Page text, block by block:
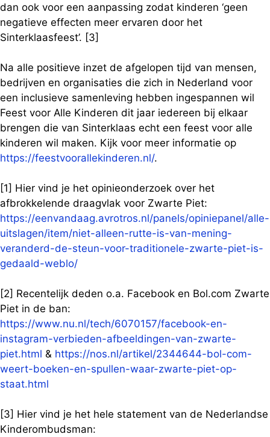
dan ook voor een aanpassing zodat kinderen ‘geen
negatieve effecten meer ervaren door het
Sinterklaasfeest’. [3]
Na alle positieve inzet de afgelopen tijd van mensen,
bedrijven en organisaties die zich in Nederland voor
een inclusieve samenleving hebben ingespannen wil
Feest voor Alle Kinderen dit jaar iedereen bij elkaar
brengen die van Sinterklaas echt een feest voor alle
kinderen wil maken. Kijk voor meer informatie op
https://feestvoorallekinderen.nl/.
[1] Hier vind je het opinieonderzoek over het
afbrokkelende draagvlak voor Zwarte Piet:
https://eenvandaag.avrotros.nl/panels/opiniepanel/alle-
uitslagen/item/niet-alleen-rutte-is-van-mening-
veranderd-de-steun-voor-traditionele-zwarte-piet-is-
gedaald-weblo/
[2] Recentelijk deden o.a. Facebook en Bol.com Zwarte
Piet in de ban:
https://www.nu.nl/tech/6070157/facebook-en-
instagram-verbieden-afbeeldingen-van-zwarte-
piet.html & https://nos.nl/artikel/2344644-bol-com-
weert-boeken-en-spullen-waar-zwarte-piet-op-
staat.html
[3] Hier vind je het hele statement van de Nederlandse
Kinderombudsman: